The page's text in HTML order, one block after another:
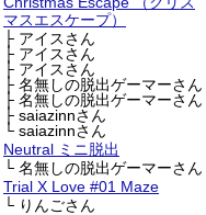
マスエスケープ）
├ アイスさん
├ アイスさん
├ アイスさん
├ 名無しの脱出ゲーマーさん
├ 名無しの脱出ゲーマーさん
├ saiazinnさん
└ saiazinnさん
Neutral ミニ脱出
└ 名無しの脱出ゲーマーさん
Trial X Love #01 Maze
└ りんごさん